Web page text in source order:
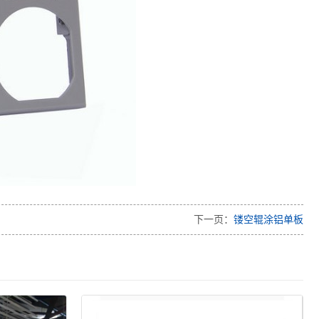
下一页： 镂空辊涂铝单板